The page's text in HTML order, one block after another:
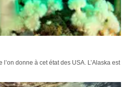
l’on donne à cet état des USA. L’Alaska est